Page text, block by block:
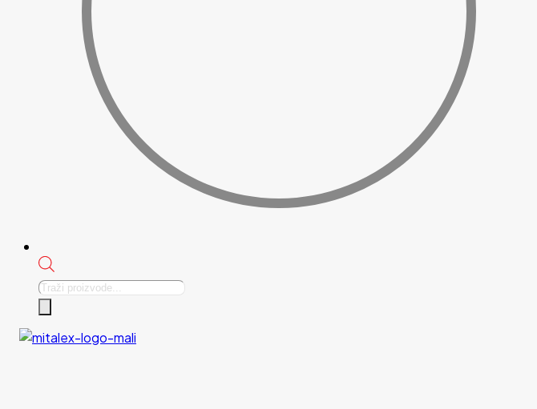
Products
search